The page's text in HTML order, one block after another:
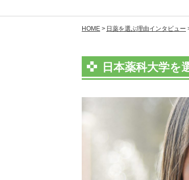
HOME 日薬を選ぶ理由インタビュー
日本薬科大学を